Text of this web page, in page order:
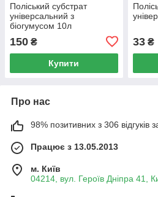
Поліський субстрат
універсальний з
біогумусом 10л
150 ₴
Купити
33₴
Про нас
98% позитивних з 306 відгуків
Працює з 13.05.2013
м. Київ
04214, вул. Героїв Дніпра 41,